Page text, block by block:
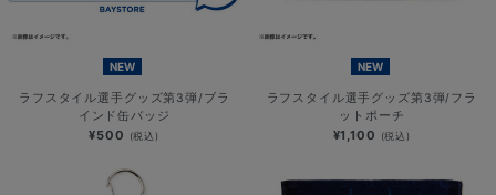
NEW
ラフスタイル選手グッズ第3弾/ブラ
インド缶バッジ
¥500 (税込)
NEW
ラフスタイル選手グッズ第3弾/フラ
ットポーチ
¥1,100 (税込)